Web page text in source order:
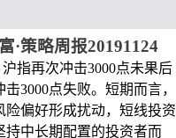
策略周报20191124
指再次冲击3000点未果后
3000点失败。短期而言，
偏好形成扰动，短线投资
中长期配置的投资者而